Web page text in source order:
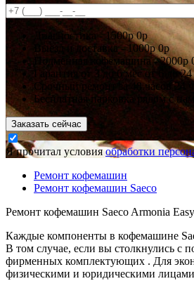
Диагностика -1500р0р
Выезд и доставка -1000р0р
Подменная кофемашина -2000р
Гарантия
от 3 до 6 мес от 6 до
Срочный ремонт за
48 часов
24
Бесплатная парковка рядом с
Заказать сейчас
Я прочитал условияобработки
Ремонт кофемашин
Ремонт кофемашин Saeco
Ремонт кофемашин Saeco Armonia Easy
Каждые компоненты в кофемашине
В том случае, если вы столкнулись с
фирменных комплектующих . Для
физическими и юридическими